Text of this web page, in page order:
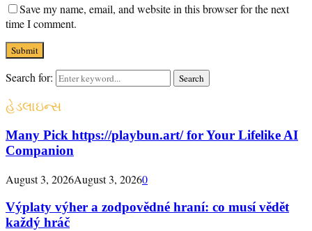
Save my name, email, and website in this browser for the next
time I comment.
Search for: Search
હેડલાઇન્સ
Many Pick https://playbun.art/ for Your Lifelike AI
Companion
August 3, 2026August 3, 20260
Výplaty výher a zodpovědné hraní: co musí vědět
každý hráč